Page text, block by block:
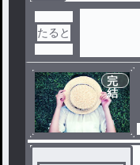
たると
完
結